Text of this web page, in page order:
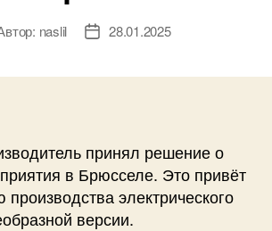
naslil
Дата28.01.2025
принял решение о
в Брюсселе. Это привёт
электрического
версии.